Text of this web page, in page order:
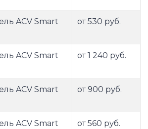
ACV Smart
от 530 руб.
ACV Smart
от 1 240 руб.
ACV Smart
от 900 руб.
ACV Smart
от 560 руб.